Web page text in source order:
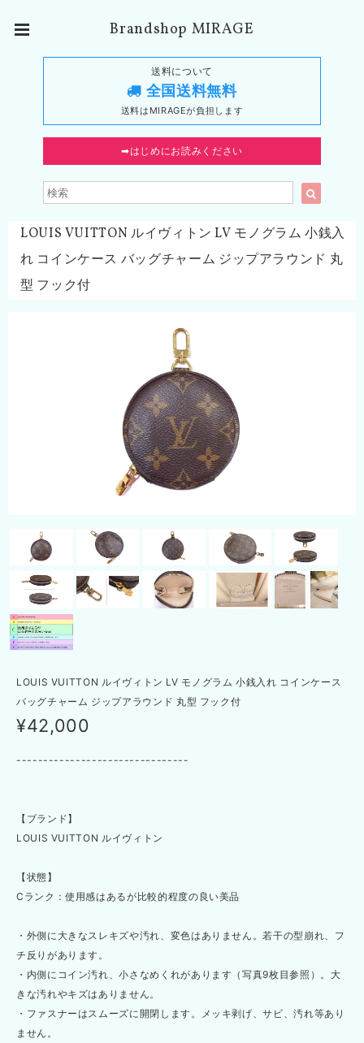
Brandshop MIRAGE
送料について
全国送料無料
送料はMIRAGEが負担します
➡︎はじめにお読みください
LOUIS VUITTON ルイヴィトン LV モノグラム 小銭入
れ コインケース バッグチャーム ジップアラウンド 丸
型 フック付
LOUIS VUITTON ルイヴィトン LV モノグラム 小銭入れ コインケース
バッグチャーム ジップアラウンド 丸型 フック付
¥42,000
--------------------------------
【ブランド】
LOUIS VUITTON ルイヴィトン
【状態】
Cランク：使用感はあるが比較的程度の良い美品
・外側に大きなスレキズや汚れ、変色はありません。若干の型崩れ、フ
チ反りがあります。
・内側にコイン汚れ、小さなめくれがあります（写真9枚目参照）。大
きな汚れやキズはありません。
・ファスナーはスムーズに開閉します。メッキ剥げ、サビ、汚れ等あり
ません。